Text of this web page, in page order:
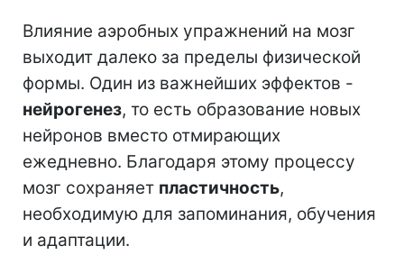
Влияние аэробных упражнений на мозг
выходит далеко за пределы физической
формы. Один из важнейших эффектов -
нейрогенез, то есть образование новых
нейронов вместо отмирающих
ежедневно. Благодаря этому процессу
мозг сохраняет пластичность,
необходимую для запоминания, обучения
и адаптации.